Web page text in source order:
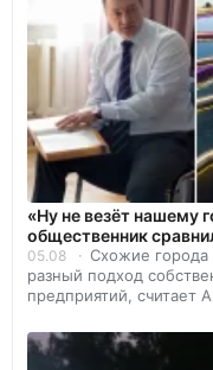
«Ну не везёт нашему
общественник
05.08
Схожие города
разный подход
предприятий, считает